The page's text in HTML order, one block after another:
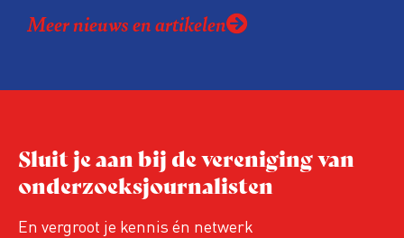
Coen uit zijn zorgen over de relatie tussen
de macht, de pers en het publiek aan de
Niet de maker, maar de ontvanger
relevant in tijden van nieuwe verzuiling?
Hoe moet de journalistiek omgaan met
een steeds onverschilligere macht?
Meer nieuws en artikelen
Sluit je aan bij de vereniging van
onderzoeksjournalisten
En vergroot je kennis én netwerk